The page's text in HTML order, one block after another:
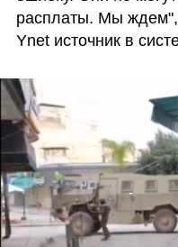
расплаты. Мы ждем",
Ynet источник в